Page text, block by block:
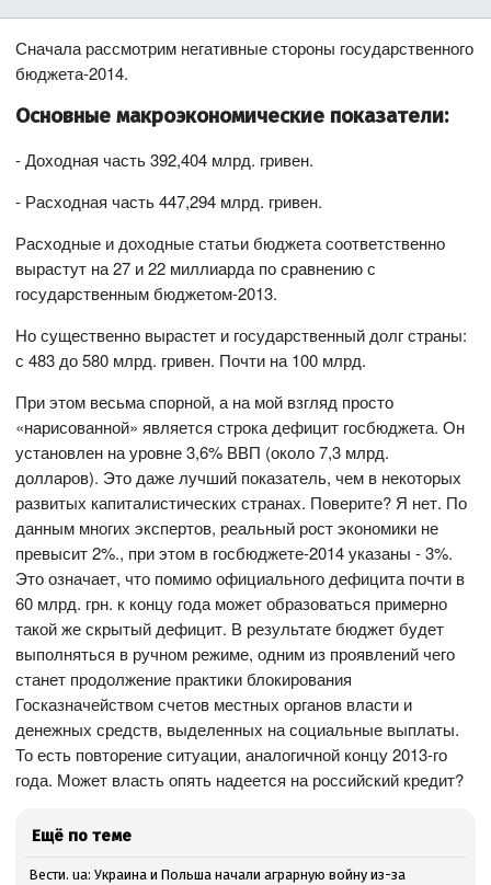
Сначала рассмотрим негативные стороны государственного
бюджета-2014.
Основные макроэкономические показатели:
- Доходная часть 392,404 млрд. гривен.
- Расходная часть 447,294 млрд. гривен.
Расходные и доходные статьи бюджета соответственно
вырастут на 27 и 22 миллиарда по сравнению с
государственным бюджетом-2013.
Но существенно вырастет и государственный долг страны:
с 483 до 580 млрд. гривен. Почти на 100 млрд.
При этом весьма спорной, а на мой взгляд просто
«нарисованной» является строка дефицит госбюджета. Он
установлен на уровне 3,6% ВВП (около 7,3 млрд.
долларов). Это даже лучший показатель, чем в некоторых
развитых капиталистических странах. Поверите? Я нет. По
данным многих экспертов, реальный рост экономики не
превысит 2%., при этом в госбюджете-2014 указаны - 3%.
Это означает, что помимо официального дефицита почти в
60 млрд. грн. к концу года может образоваться примерно
такой же скрытый дефицит. В результате бюджет будет
выполняться в ручном режиме, одним из проявлений чего
станет продолжение практики блокирования
Госказначейством счетов местных органов власти и
денежных средств, выделенных на социальные выплаты.
То есть повторение ситуации, аналогичной концу 2013-го
года. Может власть опять надеется на российский кредит?
Ещё по теме
Вести. ua: Украина и Польша начали аграрную войну из-за